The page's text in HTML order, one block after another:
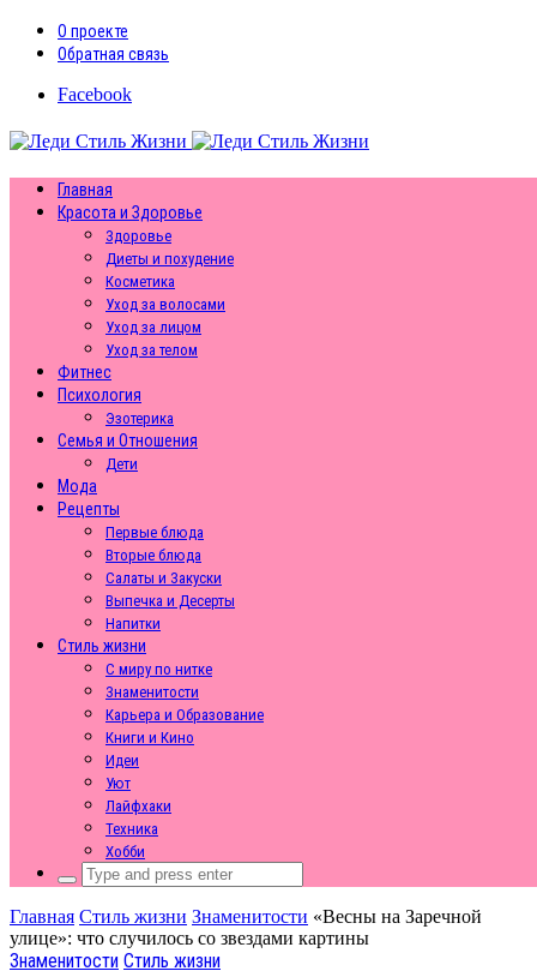
О проекте
Обратная связь
Facebook
Главная
Красота и Здоровье
Здоровье
Диеты и похудение
Косметика
Уход за волосами
Уход за лицом
Уход за телом
Фитнес
Психология
Эзотерика
Семья и Отношения
Дети
Мода
Рецепты
Первые блюда
Вторые блюда
Салаты и Закуски
Выпечка и Десерты
Напитки
Стиль жизни
С миру по нитке
Знаменитости
Карьера и Образование
Книги и Кино
Идеи
Уют
Лайфхаки
Техника
Хобби
Search
for:
Главная Стиль жизни Знаменитости «Весны на Заречной
улице»: что случилось со звездами картины
Знаменитости Стиль жизни